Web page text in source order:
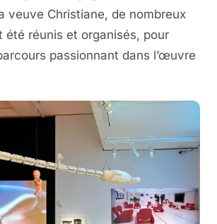
veuve Christiane, de nombreux
été réunis et organisés, pour
passionnant dans l’œuvre